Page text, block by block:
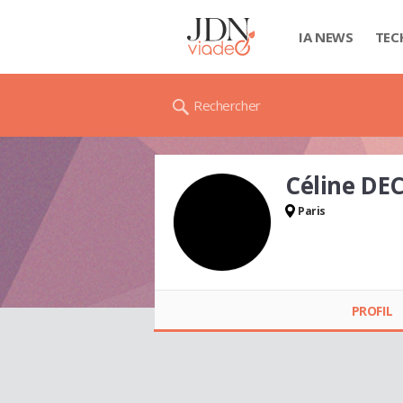
IA NEWS
Rechercher
Céline
Paris
PROFIL